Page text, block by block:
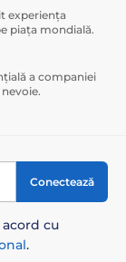
experiența
piața mondială.
a companiei
Conectează
cu
.